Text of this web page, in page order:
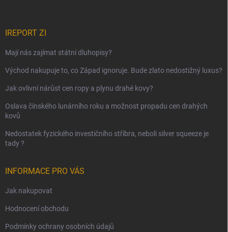
IREPORT ZI
Mají nás zajímat státní dluhopisy?
Východ nakupuje to, co Západ ignoruje. Bude zlato nedostižný luxus?
Jak ovlivní nárůst cen ropy a plynu drahé kovy?
Oslava čínského lunárního roku a možnost propadu cen drahých
kovů
Nedostatek fyzického investičního stříbra, neboli silver squeeze je
tady ?
INFORMACE PRO VÁS
Jak nakupovat
Hodnocení obchodu
Podmínky ochrany osobních údajů